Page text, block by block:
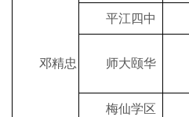
邓精忠
平江四中
师大颐华
梅仙学区